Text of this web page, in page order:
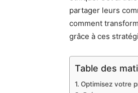
partager leurs
comment
grâce à ces
Table des
Optimisez votre